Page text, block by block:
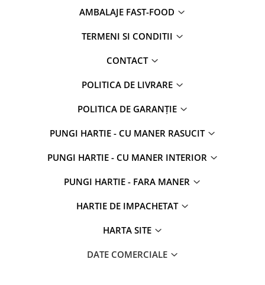
AMBALAJE FAST-FOOD
TERMENI SI CONDITII
CONTACT
POLITICA DE LIVRARE
POLITICA DE GARANȚIE
PUNGI HARTIE - CU MANER RASUCIT
PUNGI HARTIE - CU MANER INTERIOR
PUNGI HARTIE - FARA MANER
HARTIE DE IMPACHETAT
HARTA SITE
DATE COMERCIALE